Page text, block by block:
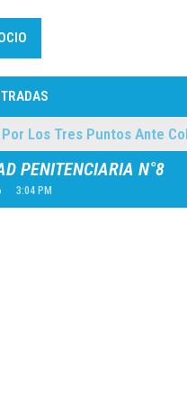
Los Tres Puntos Ante
PENITENCIARIA N°8
3:04 PM